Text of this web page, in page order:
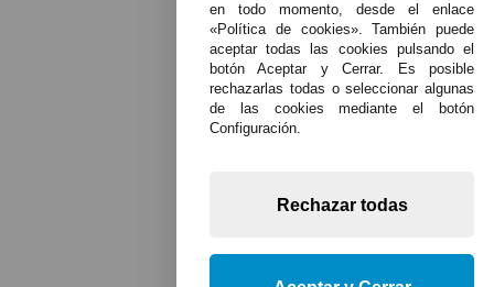
en todo momento, desde el enlace
«Política de cookies». También puede
aceptar todas las cookies pulsando el
botón Aceptar y Cerrar. Es posible
rechazarlas todas o seleccionar algunas
de las cookies mediante el botón
Configuración.
Rechazar todas